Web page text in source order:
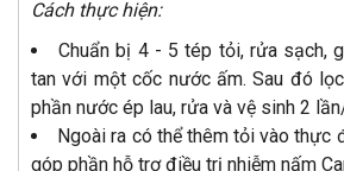
Cách thực hiện:
Chuẩn bị 4 - 5 tép tỏi, rửa sạch,
tan với một cốc nước ấm. Sau đó
phần nước ép lau, rửa và vệ sinh 2
Ngoài ra có thể thêm tỏi vào thực
góp phần hỗ trợ điều trị nhiễm nấm